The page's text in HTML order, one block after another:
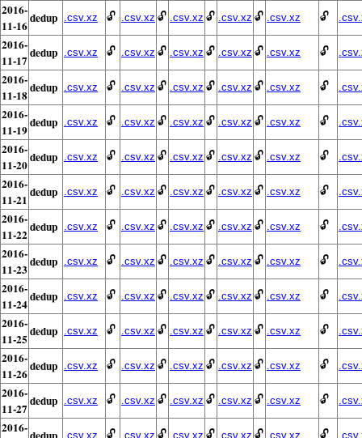
2016-
11-16dedup .csv.xz 🔓 .csv.xz 🔓 .csv.xz 🔓 .csv.xz 🔓 .csv.xz 🔓
2016-
11-17dedup .csv.xz 🔓 .csv.xz 🔓 .csv.xz 🔓 .csv.xz 🔓 .csv.xz 🔓
2016-
11-18dedup .csv.xz 🔓 .csv.xz 🔓 .csv.xz 🔓 .csv.xz 🔓 .csv.xz 🔓
2016-
11-19dedup .csv.xz 🔓 .csv.xz 🔓 .csv.xz 🔓 .csv.xz 🔓 .csv.xz 🔓
2016-
11-20dedup .csv.xz 🔓 .csv.xz 🔓 .csv.xz 🔓 .csv.xz 🔓 .csv.xz 🔓
2016-
11-21 dedup .csv.xz 🔓 .csv.xz 🔓 .csv.xz 🔓 .csv.xz 🔓 .csv.xz 🔓
2016-
11-22dedup .csv.xz 🔓 .csv.xz 🔓 .csv.xz 🔓 .csv.xz 🔓 .csv.xz 🔓
2016-
11-23dedup .csv.xz 🔓 .csv.xz 🔓 .csv.xz 🔓 .csv.xz 🔓 .csv.xz 🔓
2016-
11-24dedup .csv.xz 🔓 .csv.xz 🔓 .csv.xz 🔓 .csv.xz 🔓 .csv.xz 🔓
2016-
11-25 dedup .csv.xz 🔓 .csv.xz 🔓 .csv.xz 🔓 .csv.xz 🔓 .csv.xz 🔓
2016-
11-26dedup .csv.xz 🔓 .csv.xz 🔓 .csv.xz 🔓 .csv.xz 🔓 .csv.xz 🔓
2016-
11-27dedup .csv.xz 🔓 .csv.xz 🔓 .csv.xz 🔓 .csv.xz 🔓 .csv.xz 🔓
2016-
.csv.xz 🔓 .csv.xz 🔓 .csv.xz 🔓 .csv.xz 🔓 .csv.xz 🔓